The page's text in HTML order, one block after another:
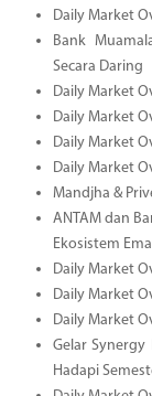
Daily Market
Bank
Secara Daring
Daily Market
Daily Market
Daily Market
Daily Market
Mandjha &
ANTAM dan
Ekosistem
Daily Market
Daily Market
Daily Market
Gelar
Hadapi